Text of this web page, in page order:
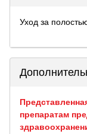
Уход за
препаратам